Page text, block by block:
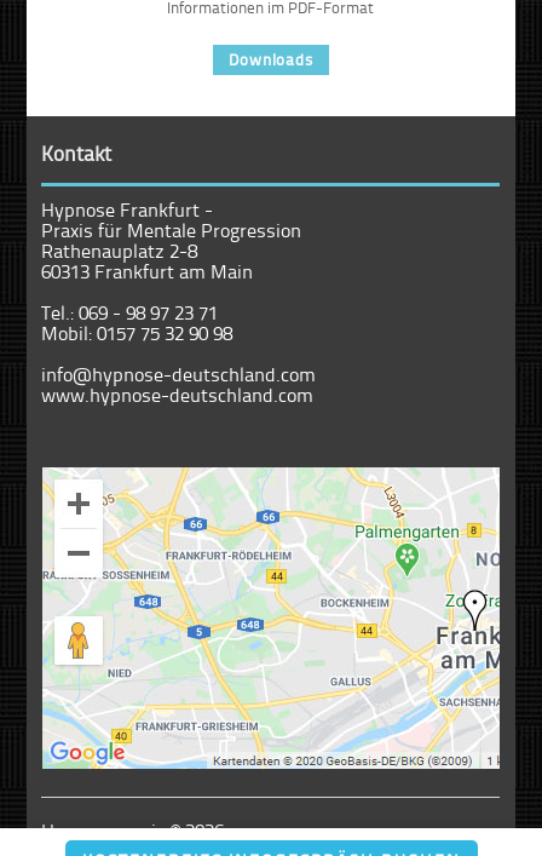
Informationen im PDF-Format
Downloads
Kontakt
Hypnose Frankfurt -
Praxis für Mentale Progression
Rathenauplatz 2-8
60313 Frankfurt am Main
Tel.:069 - 98 97 23 71
Mobil:0157 75 32 90 98
info@hypnose-deutschland.com
www.hypnose-deutschland.com
Hypnosepraxis© 2026